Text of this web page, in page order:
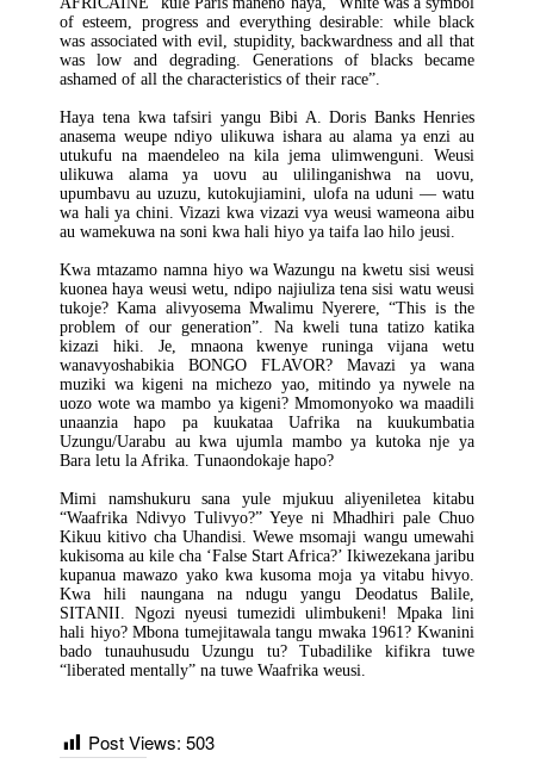
of esteem, progress and everything desirable: while black
was associated with evil, stupidity, backwardness and all that
was low and degrading. Generations of blacks became
ashamed of all the characteristics of their race”.
Haya tena kwa tafsiri yangu Bibi A. Doris Banks Henries
anasema weupe ndiyo ulikuwa ishara au alama ya enzi au
utukufu na maendeleo na kila jema ulimwenguni. Weusi
ulikuwa alama ya uovu au ulilinganishwa na uovu,
upumbavu au uzuzu, kutokujiamini, ulofa na uduni — watu
wa hali ya chini. Vizazi kwa vizazi vya weusi wameona aibu
au wamekuwa na soni kwa hali hiyo ya taifa lao hilo jeusi.
Kwa mtazamo namna hiyo wa Wazungu na kwetu sisi weusi
kuonea haya weusi wetu, ndipo najiuliza tena sisi watu weusi
tukoje? Kama alivyosema Mwalimu Nyerere, “This is the
problem of our generation”. Na kweli tuna tatizo katika
kizazi hiki. Je, mnaona kwenye runinga vijana wetu
wanavyoshabikia BONGO FLAVOR? Mavazi ya wana
muziki wa kigeni na michezo yao, mitindo ya nywele na
uozo wote wa mambo ya kigeni? Mmomonyoko wa maadili
unaanzia hapo pa kuukataa Uafrika na kuukumbatia
Uzungu/Uarabu au kwa ujumla mambo ya kutoka nje ya
Bara letu la Afrika. Tunaondokaje hapo?
Mimi namshukuru sana yule mjukuu aliyeniletea kitabu
“Waafrika Ndivyo Tulivyo?” Yeye ni Mhadhiri pale Chuo
Kikuu kitivo cha Uhandisi. Wewe msomaji wangu umewahi
kukisoma au kile cha ‘False Start Africa?’ Ikiwezekana jaribu
kupanua mawazo yako kwa kusoma moja ya vitabu hivyo.
Kwa hili naungana na ndugu yangu Deodatus Balile,
SITANII. Ngozi nyeusi tumezidi ulimbukeni! Mpaka lini
hali hiyo? Mbona tumejitawala tangu mwaka 1961? Kwanini
bado tunauhusudu Uzungu tu? Tubadilike kifikra tuwe
“liberated mentally” na tuwe Waafrika weusi.
Post Views: 503